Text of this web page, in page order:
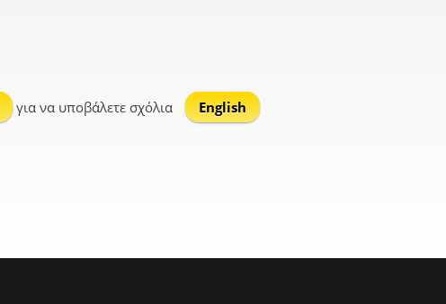
για να υποβάλετε σχόλια English